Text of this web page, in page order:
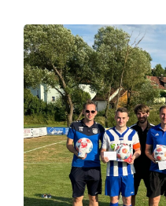
S
p
a
n
n
e